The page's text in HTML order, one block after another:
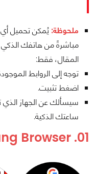
ملحوظة: يُمكن تحميل
مباشرةً من هاتفك الذكي
المقال، فقط:
توجه إلى الروابط
اضغط تثبيت.
سيسألك عن الجهاز الذي
ساعتك الذكية.
01. Samsung Browser